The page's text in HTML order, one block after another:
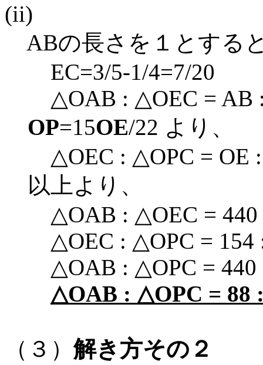
(ii)
ABの長さを１とする
EC=3/5-1/4=7/20
△OAB : △OEC = AB :
OP=15OE/22 より、
△OEC : △OPC = OE :
以上より、
△OAB : △OEC = 440
△OEC : △OPC = 154
△OAB : △OPC = 440 :
△OAB : △OPC = 88
（３）解き方その２